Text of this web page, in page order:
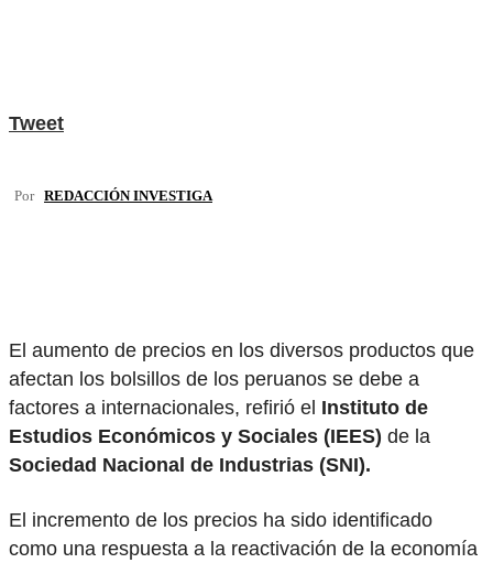
Tweet
Por REDACCIÓN INVESTIGA
El aumento de precios en los diversos productos que
afectan los bolsillos de los peruanos se debe a
factores a internacionales, refirió el Instituto de
Estudios Económicos y Sociales (IEES) de la
Sociedad Nacional de Industrias (SNI).
El incremento de los precios ha sido identificado
como una respuesta a la reactivación de la economía